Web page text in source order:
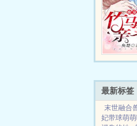
最新标签
末世融合
妃带球萌